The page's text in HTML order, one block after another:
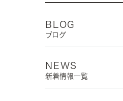
BLOG
ブログ
NEWS
新着情報一覧